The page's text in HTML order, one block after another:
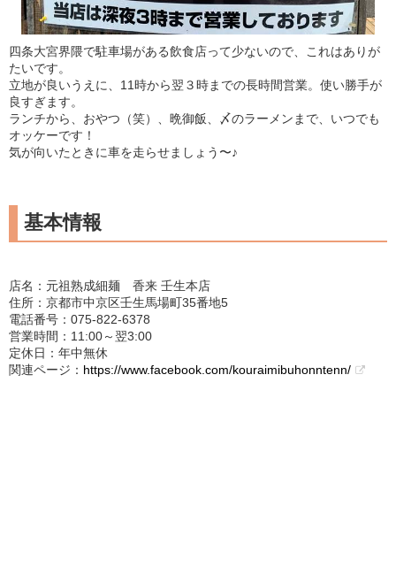
四条大宮界隈で駐車場がある飲食店って少ないので、これはありが
たいです。
立地が良いうえに、11時から翌３時までの長時間営業。使い勝手が
良すぎます。
ランチから、おやつ（笑）、晩御飯、〆のラーメンまで、いつでも
オッケーです！
気が向いたときに車を走らせましょう〜♪
基本情報
店名：元祖熟成細麺 香来 壬生本店
住所：京都市中京区壬生馬場町35番地5
電話番号：075-822-6378
営業時間：11:00～翌3:00
定休日：年中無休
関連ページ： https://www.facebook.com/kouraimibuhonntenn/